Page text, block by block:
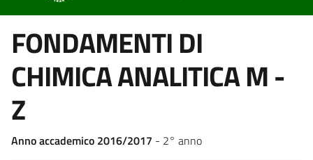
FONDAMENTI DI
CHIMICA ANALITICA M -
Z
Anno accademico 2016/2017 - 2° anno